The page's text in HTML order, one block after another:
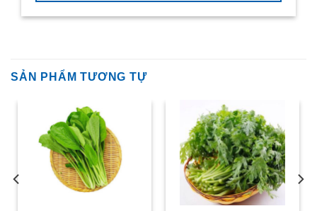
SẢN PHẨM TƯƠNG TỰ